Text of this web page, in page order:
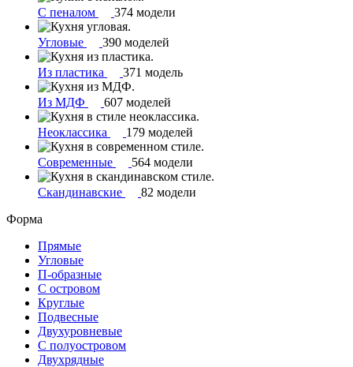
С пеналом 374 модели
Угловые 390 моделей
Из пластика 371 модель
Из МДФ 607 моделей
Неоклассика 179 моделей
Современные 564 модели
Скандинавские
82 модели
Форма
Прямые
Угловые
П-образные
С островом
Круглые
Подвесные
Двухуровневые
С полуостровом
Двухрядные